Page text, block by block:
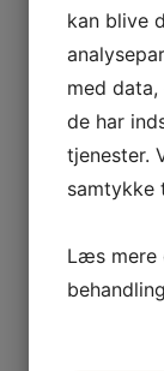
Tilbehør
Læs mere
kan blive
med
de har
tjenester.
samtykke
Læs mere